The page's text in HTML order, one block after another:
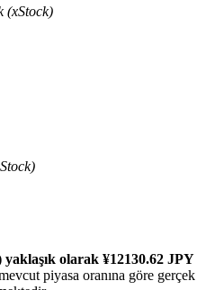
(xStock)
yaklaşık olarak ¥12130.62 JPY
piyasa oranına göre gerçek